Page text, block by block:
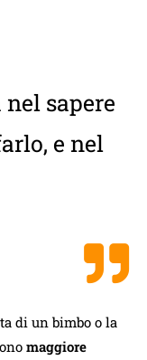
sapere
e nel
di un bimbo o la
maggiore